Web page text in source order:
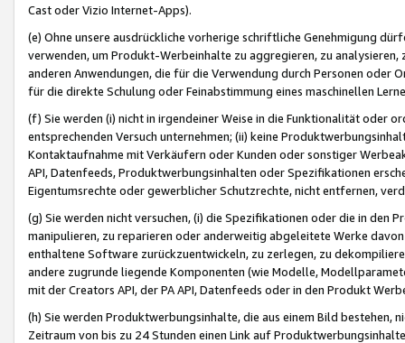
Cast oder Vizio Internet-Apps).
(e) Ohne unsere ausdrückliche vorherige schriftliche Genehmigung
verwenden, um Produkt-Werbeinhalte zu aggregieren, zu
anderen Anwendungen, die für die Verwendung durch Personen
für die direkte Schulung oder Feinabstimmung eines maschinellen
(f) Sie werden (i) nicht in irgendeiner Weise in die Funktionalität oder
entsprechenden Versuch unternehmen; (ii) keine
Kontaktaufnahme mit Verkäufern oder Kunden oder sonstiger
API, Datenfeeds, Produktwerbungsinhalten oder Spezifikationen
Eigentumsrechte oder gewerblicher Schutzrechte, nicht entfernen,
(g) Sie werden nicht versuchen, (i) die Spezifikationen oder die in
manipulieren, zu reparieren oder anderweitig abgeleitete Werke
enthaltene Software zurückzuentwickeln, zu zerlegen, zu
andere zugrunde liegende Komponenten (wie Modelle,
mit der Creators API, der PA API, Datenfeeds oder in den Produkt
(h) Sie werden Produktwerbungsinhalte, die aus einem Bild bestehen,
Zeitraum von bis zu 24 Stunden einen Link auf